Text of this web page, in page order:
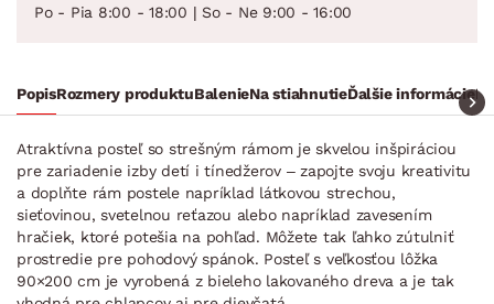
Po - Pia 8:00 - 18:00 | So - Ne 9:00 - 16:00
PopisRozmery produktuBalenieNa stiahnutieĎalšie informácie
Atraktívna posteľ so strešným rámom je skvelou inšpiráciou
pre zariadenie izby detí i tínedžerov – zapojte svoju kreativitu
a doplňte rám postele napríklad látkovou strechou,
sieťovinou, svetelnou reťazou alebo napríklad zavesením
hračiek, ktoré potešia na pohľad. Môžete tak ľahko zútulniť
prostredie pre pohodový spánok. Posteľ s veľkosťou lôžka
90×200 cm je vyrobená z bieleho lakovaného dreva a je tak